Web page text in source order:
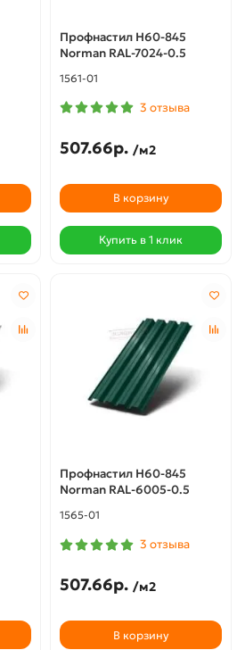
Профнастил Н60-845
Norman RAL-7024-0.5
1561-01
3 отзыва
507.66р. /м2
В корзину
Купить в 1 клик
Профнастил Н60-845
Norman RAL-6005-0.5
1565-01
3 отзыва
507.66р. /м2
В корзину